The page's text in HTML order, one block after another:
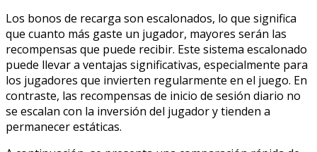
Los bonos de recarga son escalonados, lo que significa
que cuanto más gaste un jugador, mayores serán las
recompensas que puede recibir. Este sistema escalonado
puede llevar a ventajas significativas, especialmente para
los jugadores que invierten regularmente en el juego. En
contraste, las recompensas de inicio de sesión diario no
se escalan con la inversión del jugador y tienden a
permanecer estáticas.